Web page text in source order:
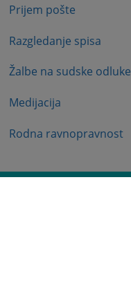
Prijem pošte
Razgledanje spisa
Žalbe na sudske odluke
Medijacija
Rodna ravnopravnost